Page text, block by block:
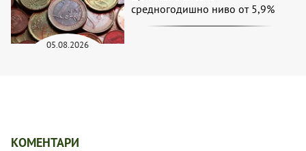
05.08.2026
средногодишно ниво от 5,9%
КОМЕНТАРИ